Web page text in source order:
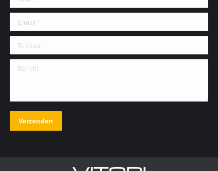
E-mail *
Telefoon
Bericht
Verzenden